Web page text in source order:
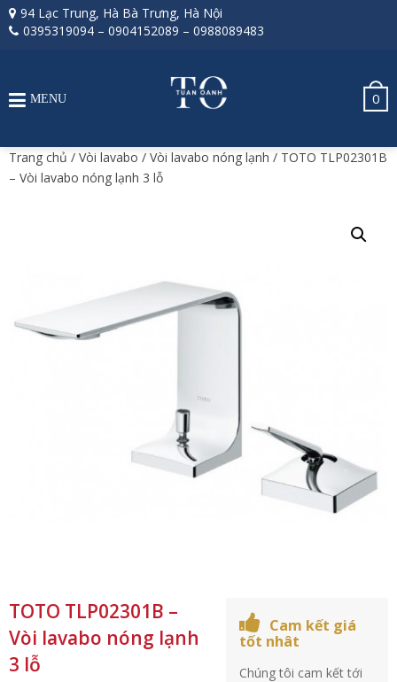
94 Lạc Trung, Hà Bà Trưng, Hà Nội
0395319094 – 0904152089 – 0988089483
0
MENU
Trang chủ / Vòi lavabo / Vòi lavabo nóng lạnh / TOTO TLP02301B
– Vòi lavabo nóng lạnh 3 lỗ
TOTO TLP02301B –
Vòi lavabo nóng lạnh
3 lỗ
Cam kết giá
tốt nhât
Chúng tôi cam kết tới